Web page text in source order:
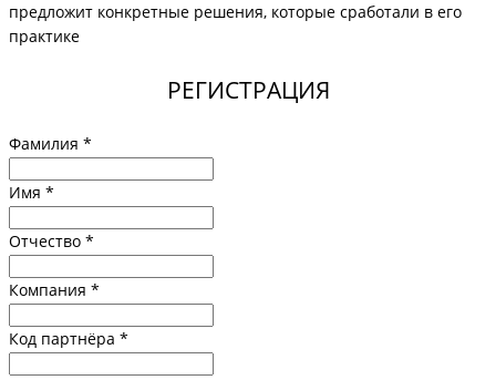
предложит конкретные решения, которые сработали в его
практике
РЕГИСТРАЦИЯ
Фамилия *
Имя *
Отчество *
Компания *
Код партнёра *